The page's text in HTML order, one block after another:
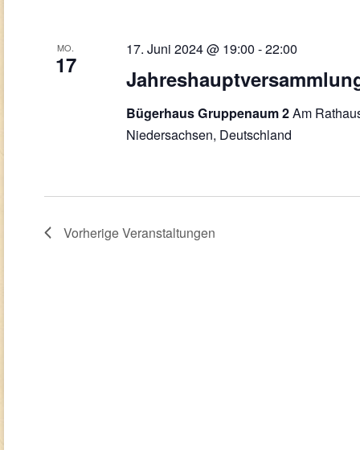
MO.
17
17. Juni 2024 @ 19:00-22:00
Bügerhaus Gruppenaum 2Am
Niedersachsen, Deutschland
VorherigeVeranstaltungen